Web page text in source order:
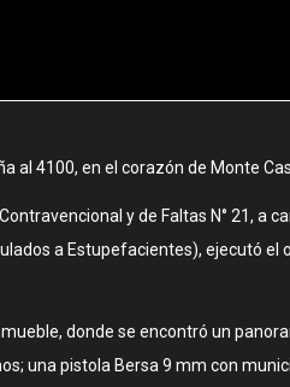
al 4100, en el corazón de Monte
y de Faltas N° 21, a
a Estupefacientes), ejecutó
donde se encontró un
una pistola Bersa 9 mm con